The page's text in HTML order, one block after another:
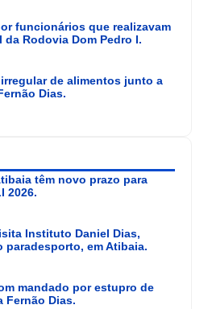
funcionários que realizavam
Rodovia Dom Pedro I.
de alimentos junto a
Dias.
têm novo prazo para
2026.
Instituto Daniel Dias,
paradesporto, em Atibaia.
mandado por estupro de
Fernão Dias.